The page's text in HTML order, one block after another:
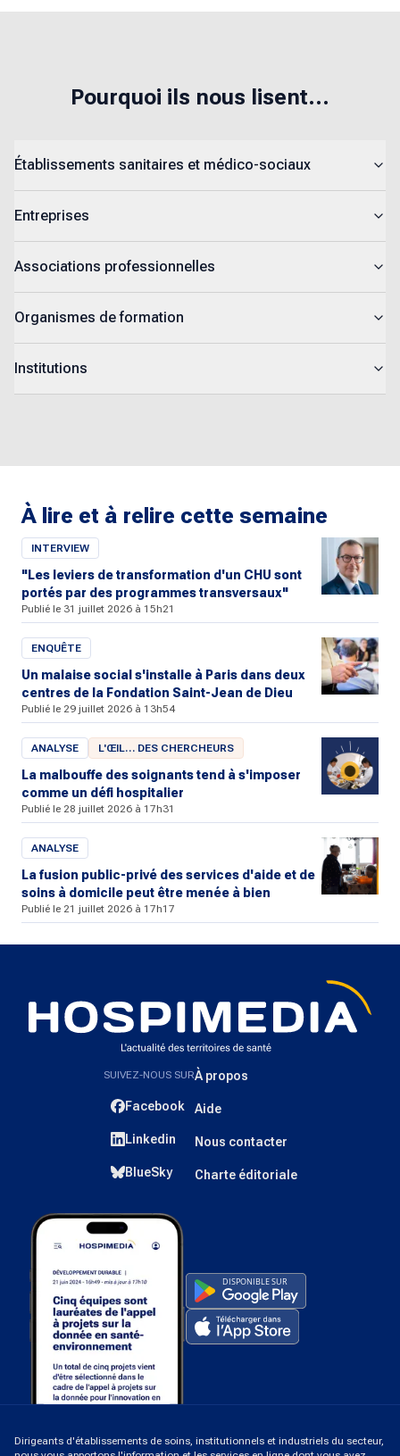
Pourquoi ils nous lisent...
Établissements sanitaires et médico-sociaux
Entreprises
Associations professionnelles
Organismes de formation
Institutions
À lire et à relire cette semaine
INTERVIEW
"Les leviers de transformation d'un CHU sont
portés par des programmes transversaux"
Publié le 31 juillet 2026 à 15h21
ENQUÊTE
Un malaise social s'installe à Paris dans deux
centres de la Fondation Saint-Jean de Dieu
Publié le 29 juillet 2026 à 13h54
ANALYSE L'ŒIL… DES CHERCHEURS
La malbouffe des soignants tend à s'imposer
comme un défi hospitalier
Publié le 28 juillet 2026 à 17h31
ANALYSE
La fusion public-privé des services d'aide et de
soins à domicile peut être menée à bien
Publié le 21 juillet 2026 à 17h17
SUIVEZ-NOUS SUR
Facebook
Linkedin
BlueSky
À propos
Aide
Nous contacter
Charte éditoriale
Dirigeants d'établissements de soins, institutionnels et industriels du secteur,